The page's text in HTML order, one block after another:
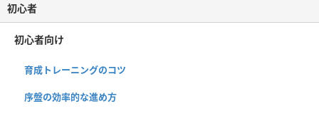
初心者
初心者向け
育成トレーニングのコツ
序盤の効率的な進め方